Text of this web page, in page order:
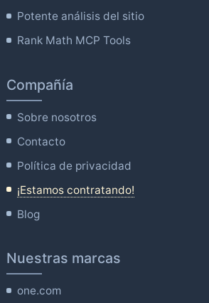
Potente análisis del sitio
Rank Math MCP Tools
Compañía
Sobre nosotros
Contacto
Política de privacidad
¡Estamos contratando!
Blog
Nuestras marcas
one.com